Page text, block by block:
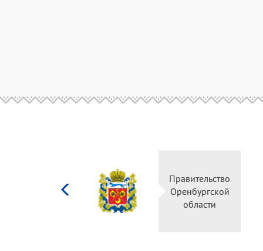
Министерство
культуры
Российской
федерации